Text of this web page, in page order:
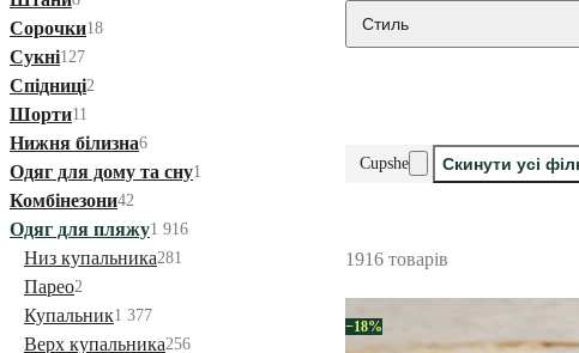
Сорочки18
Сукні127
Спідниці2
Шорти11
Нижня білизна6
Одяг для дому та сну1
Комбінезони42
Одяг для пляжу1 916
Низ купальника281
Парео2
Купальник1 377
Верх купальника256
Стиль
Cupshe Скинути усі
1916 товарів
−18%